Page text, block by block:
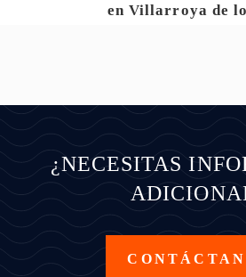
en Villarroya de
¿NECESITAS